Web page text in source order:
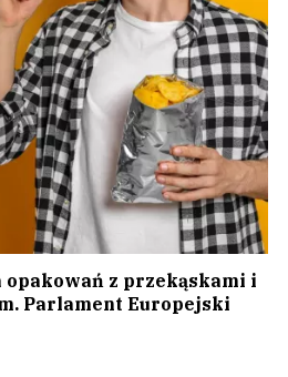
opakowań z przekąskami i
Parlament Europejski